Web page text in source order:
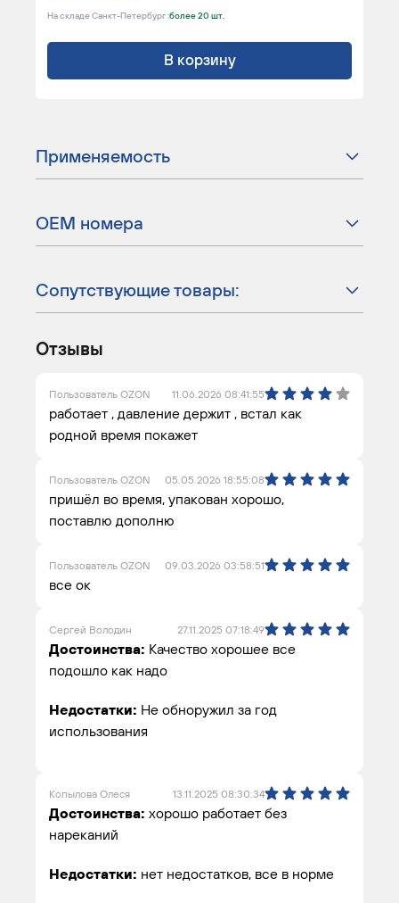
На складе Санкт-Петербург :более 20 шт.
В корзину
Применяемость
ОЕМ номера
Сопутствующие товары:
Отзывы
Пользователь OZON 11.06.2026 08:41:55
работает , давление держит , встал как
родной время покажет
Пользователь OZON 05.05.2026 18:55:08
пришёл во время, упакован хорошо,
поставлю дополню
Пользователь OZON 09.03.2026 03:58:51
все ок
Сергей Володин 27.11.2025 07:18:49
Достоинства: Качество хорошее все
подошло как надо
Недостатки: Не обноружил за год
использования
Копылова Олеся 13.11.2025 08:30:34
Достоинства: хорошо работает без
нареканий
Недостатки: нет недостатков, все в норме